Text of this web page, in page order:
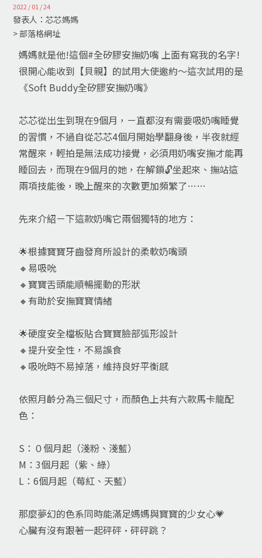
2022 / 01 / 24
發表人：芯芯媽媽
> 部落格網址
媽媽就是他!這個#全矽膠安撫奶嘴 上面有寫我的名字!
很開心能收到【貝親】的試用大使邀約～這次試用的是
《Soft Buddy全矽膠安撫奶嘴》
芯芯從出生到現在9個月，ㄧ直都沒有需要吸奶嘴睡覺
的習慣，不過自從芯芯4個月開始學翻身後，半夜就經
常醒來，輕拍是無法成功接覺，必須用奶嘴安撫才能再
睡回去，而現在9個月的她，在解鎖🔓坐起來、撫站這
兩項技能後，晚上醒來的次數更加頻繁了……
先來介紹ㄧ下這款奶嘴它兩個獨特的地方：
🌟根據寶寶牙齒發育所設計的柔軟奶嘴頭
🔸易吸吮
🔸寶寶舌頭能順暢擺動的形狀
🔸有助於安撫寶寶情緒
🌟硬度安全檔板貼合寶寶臉部弧形設計
🔸提升安全性，不易誤食
🔸吸吮時不易掉落，維持良好平衡感
依照月齡分為三個尺寸，而顏色上共有六款馬卡龍配
色：
S：０個月起（淺粉、淺藍）
M：3個月起（紫、綠）
L：6個月起（莓紅、天藍）
那麼夢幻的色系同時能滿足媽媽與寶寶的少女心💗
心臟有沒有跟著一起砰砰·砰砰跳？